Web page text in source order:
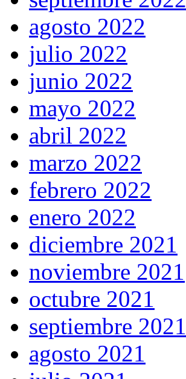
agosto 2022
julio 2022
junio 2022
mayo 2022
abril 2022
marzo 2022
febrero 2022
enero 2022
diciembre 2021
noviembre 2021
octubre 2021
septiembre 2021
agosto 2021